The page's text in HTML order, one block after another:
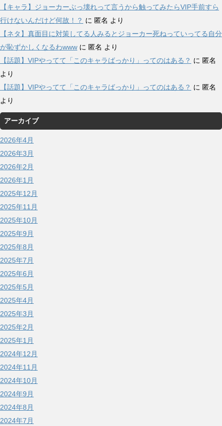
【キャラ】ジョーカーぶっ壊れって言うから触ってみたらVIP手前すら
行けないんだけど何故！？ に 匿名 より
【ネタ】真面目に対策してる人みるとジョーカー死ねっていってる自分
が恥ずかしくなるわwww に 匿名 より
【話題】VIPやってて「このキャラばっかり」ってのはある？ に 匿名
より
【話題】VIPやってて「このキャラばっかり」ってのはある？ に 匿名
より
アーカイブ
2026年4月
2026年3月
2026年2月
2026年1月
2025年12月
2025年11月
2025年10月
2025年9月
2025年8月
2025年7月
2025年6月
2025年5月
2025年4月
2025年3月
2025年2月
2025年1月
2024年12月
2024年11月
2024年10月
2024年9月
2024年8月
2024年7月